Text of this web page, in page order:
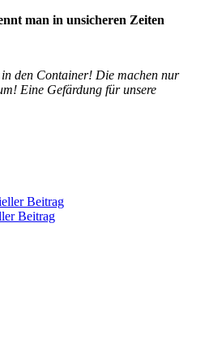
man in unsicheren Zeiten
in den Container! Die machen nur
Eine Gefärdung für unsere
Beitrag
Beitrag